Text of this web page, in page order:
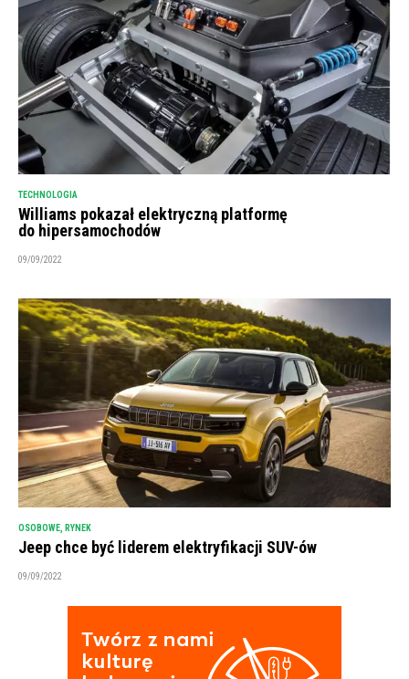
TECHNOLOGIA
Williams pokazał elektryczną platformę
do hipersamochodów
09/09/2022
OSOBOWE RYNEK
Jeep chce być liderem elektryfikacji SUV-ów
09/09/2022